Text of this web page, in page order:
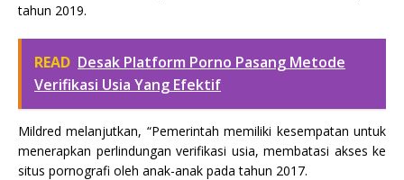
tahun 2019.
READ Desak Platform Porno Pasang Metode
Verifikasi Usia Yang Efektif
Mildred melanjutkan, “Pemerintah memiliki kesempatan untuk
menerapkan perlindungan verifikasi usia, membatasi akses ke
situs pornografi oleh anak-anak pada tahun 2017.